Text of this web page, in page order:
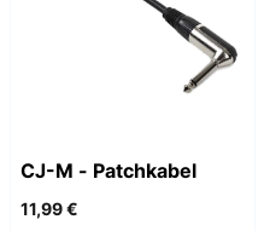
CJ-M - Patchkabel
11,99 €